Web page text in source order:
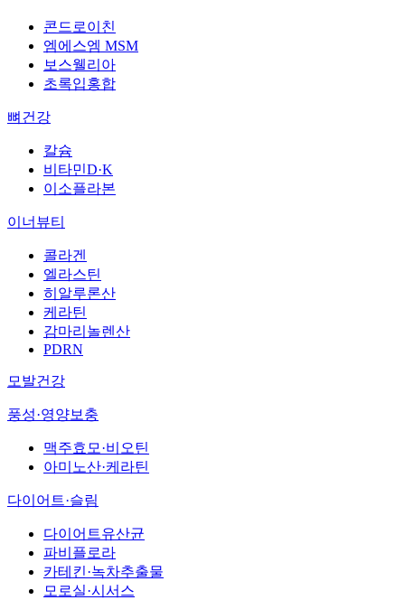
콘드로이친
엠에스엠 MSM
보스웰리아
초록입홍합
뼈건강
칼슘
비타민D·K
이소플라본
이너뷰티
콜라겐
엘라스틴
히알루론산
케라틴
감마리놀렌산
PDRN
모발건강
풍성·영양보충
맥주효모·비오틴
아미노산·케라틴
다이어트·슬림
다이어트유산균
파비플로라
카테킨·녹차추출물
모로실·시서스